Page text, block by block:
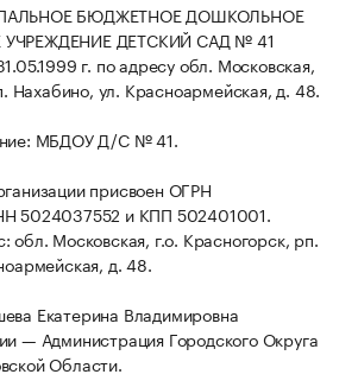
БЮДЖЕТНОЕ ДОШКОЛЬНОЕ
ДЕТСКИЙ САД № 41
г. по адресу обл. Московская,
Нахабино, ул. Красноармейская, д. 48.
МБДОУ Д/С № 41.
присвоен ОГРН
5024037552 и КПП 502401001.
обл. Московская, г.о. Красногорск, рп.
д. 48.
Екатерина Владимировна
— Администрация Городского Округа
Области.